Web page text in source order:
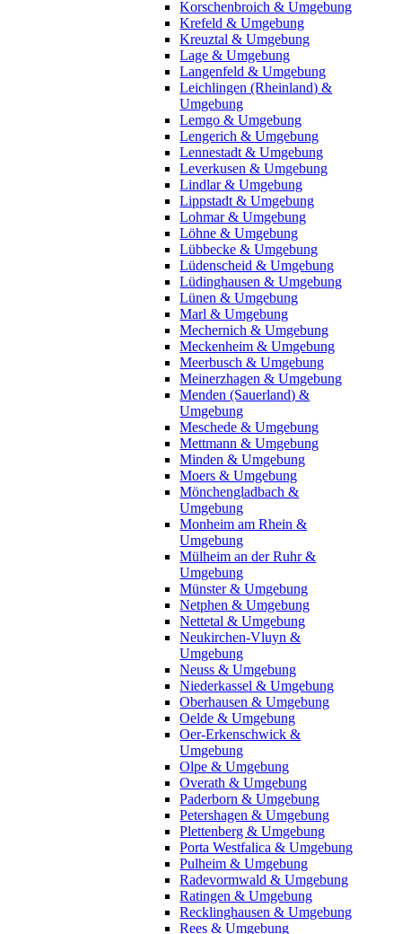
Korschenbroich & Umgebung
Krefeld & Umgebung
Kreuztal & Umgebung
Lage & Umgebung
Langenfeld & Umgebung
Leichlingen (Rheinland) &
Umgebung
Lemgo & Umgebung
Lengerich & Umgebung
Lennestadt & Umgebung
Leverkusen & Umgebung
Lindlar & Umgebung
Lippstadt & Umgebung
Lohmar & Umgebung
Löhne & Umgebung
Lübbecke & Umgebung
Lüdenscheid & Umgebung
Lüdinghausen & Umgebung
Lünen & Umgebung
Marl & Umgebung
Mechernich & Umgebung
Meckenheim & Umgebung
Meerbusch & Umgebung
Meinerzhagen & Umgebung
Menden (Sauerland) &
Umgebung
Meschede & Umgebung
Mettmann & Umgebung
Minden & Umgebung
Moers & Umgebung
Mönchengladbach &
Umgebung
Monheim am Rhein &
Umgebung
Mülheim an der Ruhr &
Umgebung
Münster & Umgebung
Netphen & Umgebung
Nettetal & Umgebung
Neukirchen-Vluyn &
Umgebung
Neuss & Umgebung
Niederkassel & Umgebung
Oberhausen & Umgebung
Oelde & Umgebung
Oer-Erkenschwick &
Umgebung
Olpe & Umgebung
Overath & Umgebung
Paderborn & Umgebung
Petershagen & Umgebung
Plettenberg & Umgebung
Porta Westfalica & Umgebung
Pulheim & Umgebung
Radevormwald & Umgebung
Ratingen & Umgebung
Recklinghausen & Umgebung
Rees & Umgebung